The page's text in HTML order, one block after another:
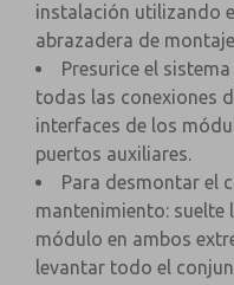
instalación utilizando
abrazadera de
Presurice el
todas las conexiones
interfaces de los
puertos auxiliares.
Para desmontar el
mantenimiento: suelte
módulo en ambos
levantar todo el